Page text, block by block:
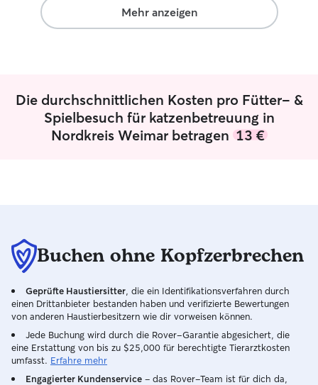
Mehr anzeigen
Die durchschnittlichen Kosten pro Fütter- &
Spielbesuch für katzenbetreuung in
Nordkreis Weimar betragen 13 €
Buchen ohne Kopfzerbrechen
Geprüfte Haustiersitter , die ein Identifikationsverfahren durch
einen Drittanbieter bestanden haben und verifizierte Bewertungen
von anderen Haustierbesitzern wie dir vorweisen können.
Jede Buchung wird durch die Rover-Garantie abgesichert, die
eine Erstattung von bis zu $25,000 für berechtigte Tierarztkosten
umfasst. Erfahre mehr
Engagierter Kundenservice – das Rover-Team ist für dich da,